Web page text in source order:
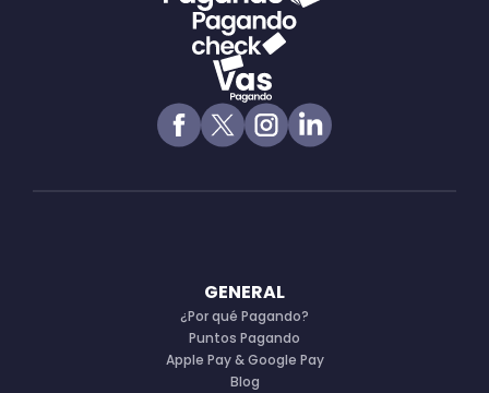
GENERAL
¿Por qué Pagando?
Puntos Pagando
Apple Pay & Google Pay
Blog